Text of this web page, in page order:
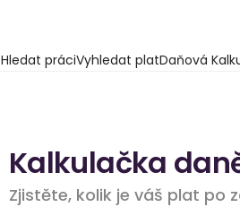
Hledat práciVyhledat platDaňová
Kalkulačka
Zjistěte, kolik je váš plat po